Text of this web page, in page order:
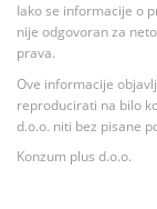
Iako se informacije o
nije odgovoran za
prava.
Ove informacije
reproducirati na bilo
d.o.o. niti bez pisane
Konzum plus d.o.o.